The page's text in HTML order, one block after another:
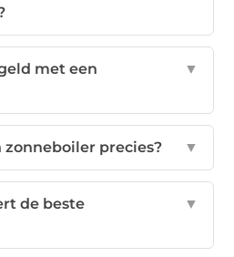
met een
▼
zonneboiler precies? ▼
de beste
▼